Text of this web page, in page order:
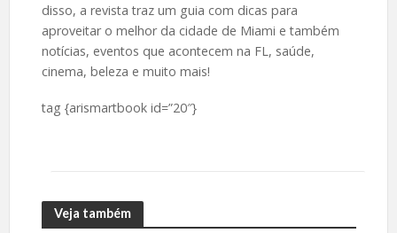
disso, a revista traz um guia com dicas para
aproveitar o melhor da cidade de Miami e também
notícias, eventos que acontecem na FL, saúde,
cinema, beleza e muito mais!
tag {arismartbook id=”20″}
Veja também